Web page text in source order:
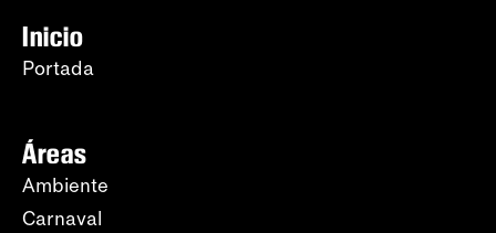
Inicio
Portada
Áreas
Ambiente
Carnaval